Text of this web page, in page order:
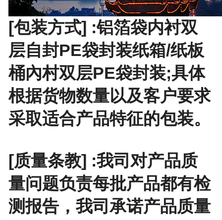
[包装方式] :铝箔袋内衬双
层自封PE袋封装纸箱/纸板
桶內村双层PE袋封装;具体
根据货物数量以及客户要求
采取适合产品特征的包装。
[质量条教] :我司对产品质
量问题负责每批产品都有检
测报告，我司承诺产品质量